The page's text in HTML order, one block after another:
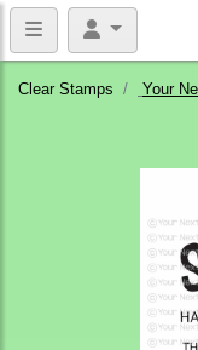
Clear Stamps Your